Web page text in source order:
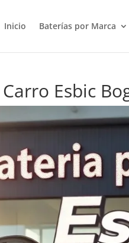
Inicio Baterías por Marca
Esbic